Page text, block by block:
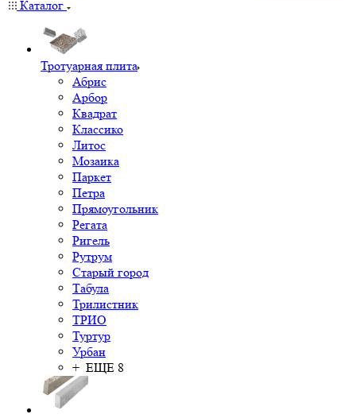
Каталог
Тротуарная плита
Абрис
Арбор
Квадрат
Классико
Литос
Мозаика
Паркет
Петра
Прямоугольник
Регата
Ригель
Рутрум
Старый город
Табула
Трилистник
ТРИО
Туртур
Урбан
+ ЕЩЕ 8